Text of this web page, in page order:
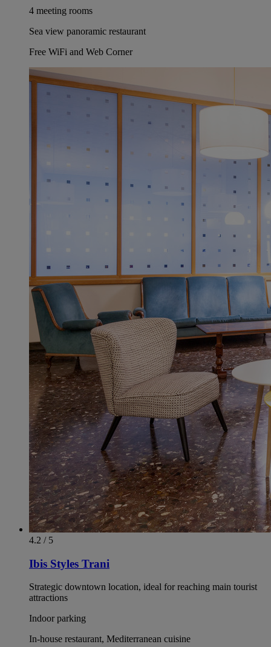
4 meeting rooms
Sea view panoramic restaurant
Free WiFi and Web Corner
4.2 / 5
Ibis Styles Trani
Strategic downtown location, ideal for reaching main tourist
attractions
Indoor parking
In-house restaurant, Mediterranean cuisine